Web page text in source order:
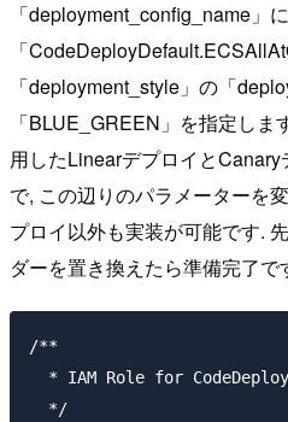
「deployment_config_name」に
「
「deployment_style」の「
「BLUE_GREEN」を指定し
用したLinearデプロイと
で, この辺りのパラメーターを
プロイ以外も実装が可能です.
ダーを置き換えたら準備完了で
/**
  * IAM Role for CodeDeploy
  */